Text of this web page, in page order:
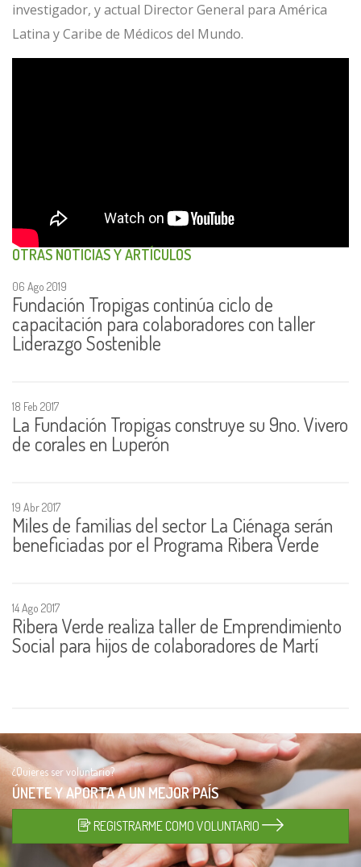
investigador, y actual Director General para América
Latina y Caribe de Médicos del Mundo.
OTRAS NOTICIAS Y ARTÍCULOS
06 Ago 2019
Fundación Tropigas continúa ciclo de
capacitación para colaboradores con taller
Liderazgo Sostenible
18 Feb 2017
La Fundación Tropigas construye su 9no. Vivero
de corales en Luperón
19 Abr 2017
Miles de familias del sector La Ciénaga serán
beneficiadas por el Programa Ribera Verde
14 Ago 2017
Ribera Verde realiza taller de Emprendimiento
Social para hijos de colaboradores de Martí
¿Quieres ser voluntario?
ÚNETE Y APORTA A UNMEJOR PAÍS
REGISTRARME COMO VOLUNTARIO